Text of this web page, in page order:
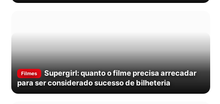
Filmes
Supergirl: quanto o filme precisa arrecadar
para ser considerado sucesso de bilheteria